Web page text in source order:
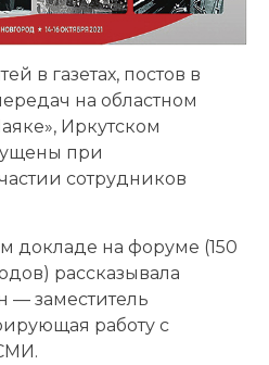
в газетах, постов в
на областном
Иркутском
при
сотрудников
докладе на форуме (150
рассказывала
— заместитель
работу с